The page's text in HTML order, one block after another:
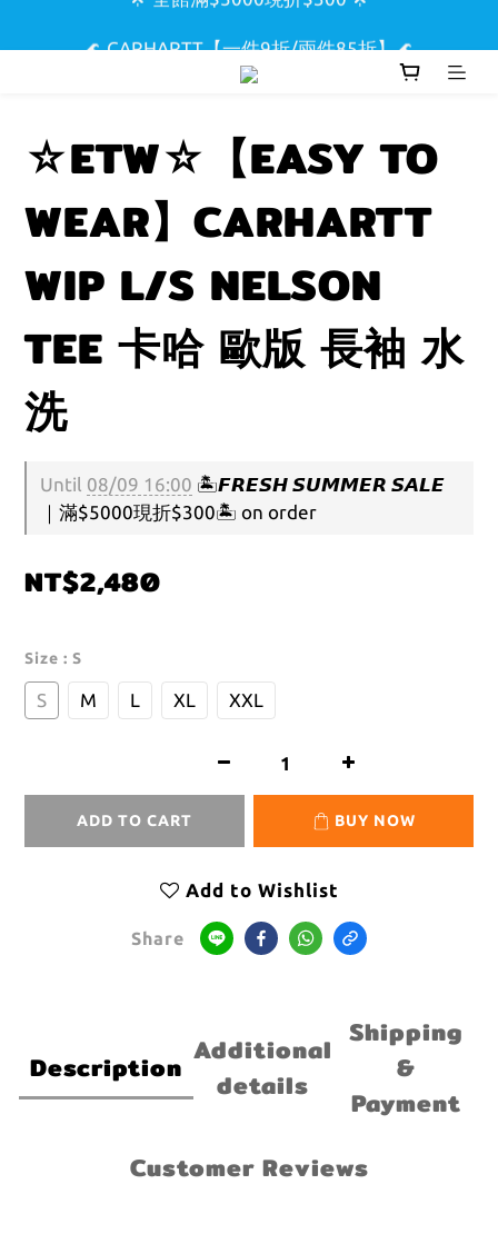
🌊 CARHARTT【一件9折/兩件85折】🌊
🏖️ SUPREME & STUSSY短T【兩件9折區】🏖️
🌟 全館滿$5000現折$300 🌟
☆ETW☆【EASY TO
WEAR】CARHARTT
WIP L/S NELSON
TEE 卡哈 歐版 長袖 水
洗
Until 08/09 16:00 🏝️𝙁𝙍𝙀𝙎𝙃 𝙎𝙐𝙈𝙈𝙀𝙍 𝙎𝘼𝙇𝙀
｜滿$5000現折$300🏝️ on order
NT$2,480
Size : S
S M L XL XXL
ADD TO CART BUY NOW
Add to Wishlist
Share
Description Additional
details
Shipping
&
Payment
Customer Reviews